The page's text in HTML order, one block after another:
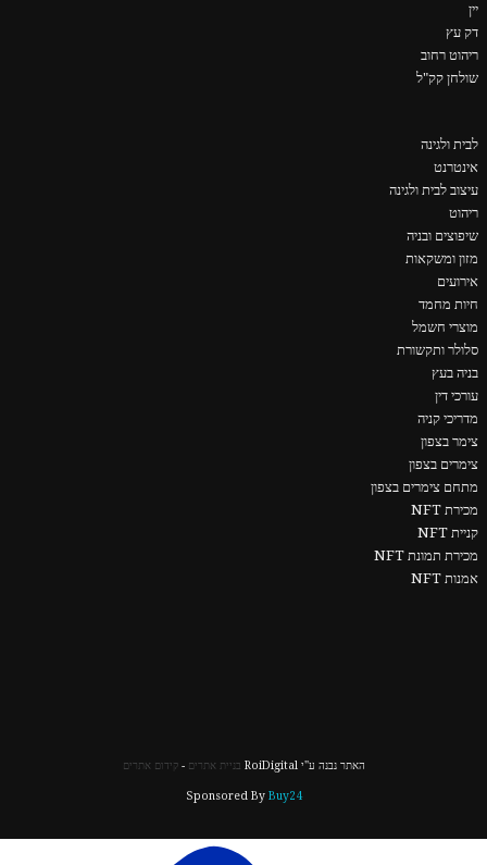
יין
דק עץ
ריהוט רחוב
שולחן קק"ל
לבית ולגינה
אינטרנט
עיצוב לבית ולגינה
ריהוט
שיפוצים ובניה
מזון ומשקאות
אירועים
חיות מחמד
מוצרי חשמל
סלולר ותקשורת
בניה בעץ
עורכי דין
מדריכי קניה
צימר בצפון
צימרים בצפון
מתחם צימרים בצפון
מכירת NFT
קניית NFT
מכירת תמונת NFT
אמנות NFT
האתר נבנה ע"י RoiDigital בניית אתרים -קידום אתרים
Sponsored By Buy24